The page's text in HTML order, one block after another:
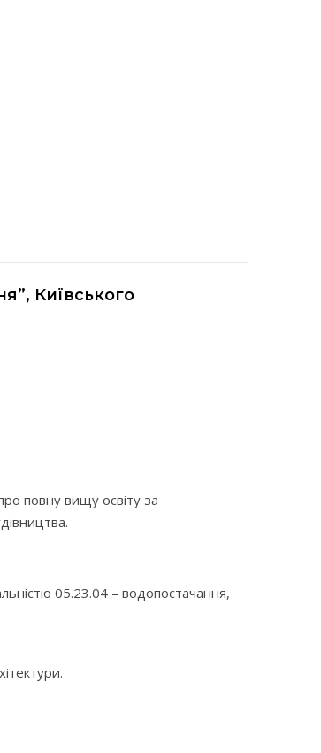
Київського
повну вищу освіту за
05.23.04 – водопостачання,